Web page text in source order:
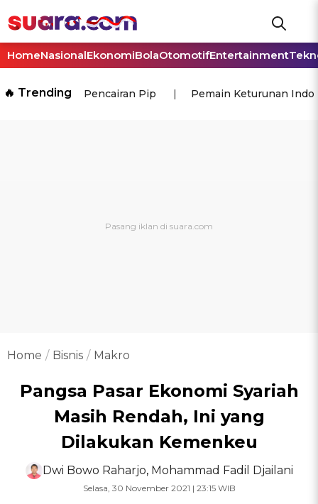
HomeNasionalEkonomiBolaOtomotifEntertainment
🔥 Trending Pencairan Pip Pemain Keturunan
Home Bisnis Makro
Pangsa Pasar Ekonomi Syariah
Masih Rendah, Ini yang
Dilakukan Kemenkeu
Dwi Bowo Raharjo, Mohammad Fadil Djailani
Selasa, 30 November 2021 | 23:15 WIB